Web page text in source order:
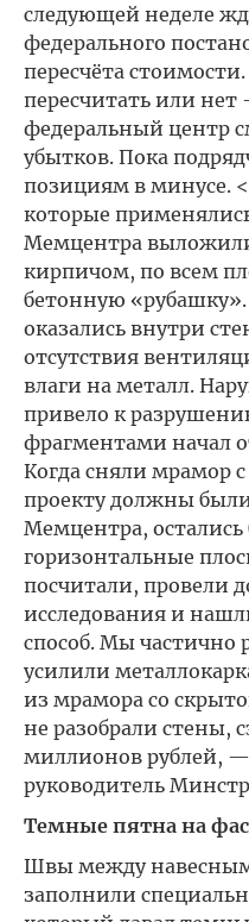
следующей неделе
федерального
пересчёта
пересчитать или
федеральный центр
убытков. Пока
позициям в минусе.
которые
Мемцентра
кирпичом, по всем
бетонную
оказались внутри
отсутствия
влаги на металл.
привело к
фрагментами начал
Когда сняли мрамор
проекту должны
Мемцентра, остались
горизонтальные
посчитали, провели
исследования и
способ. Мы частично
усилили
из мрамора со
не разобрали стены,
миллионов рублей,
руководитель
Темные пятна на
Швы между
заполнили